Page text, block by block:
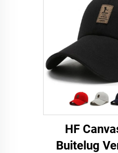
HF
Buitelug